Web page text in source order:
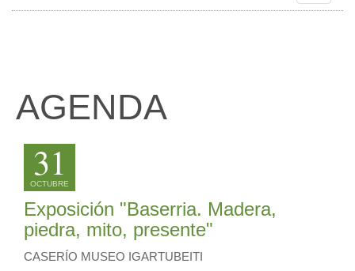
AGENDA
31
OCTUBRE
Exposición "Baserria. Madera,
piedra, mito, presente"
CASERÍO MUSEO IGARTUBEITI